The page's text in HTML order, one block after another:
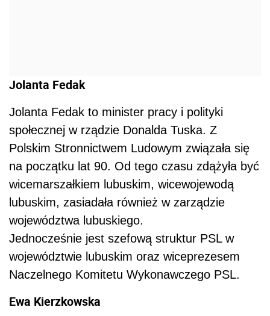
Jolanta Fedak
Jolanta Fedak to minister pracy i polityki
społecznej w rządzie Donalda Tuska. Z
Polskim Stronnictwem Ludowym związała się
na początku lat 90. Od tego czasu zdążyła być
wicemarszałkiem lubuskim, wicewojewodą
lubuskim, zasiadała również w zarządzie
województwa lubuskiego.
Jednocześnie jest szefową struktur PSL w
województwie lubuskim oraz wiceprezesem
Naczelnego Komitetu Wykonawczego PSL.
Ewa Kierzkowska